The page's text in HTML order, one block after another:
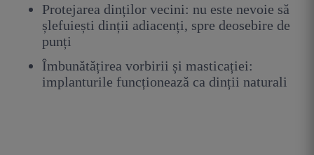
Protejarea dinților vecini: nu este nevoie să
șlefuiești dinții adiacenți, spre deosebire de
punți
Îmbunătățirea vorbirii și masticației:
implanturile funcționează ca dinții naturali